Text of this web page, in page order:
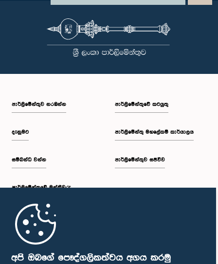
අපි ඔබගේ පෞද්ගලිකත්වය අගය කරමු
පාර්ලි‌මේන්තුව නරඹන්න
දැනුමට
සම්බන්ධ වන්න
පාර්ලි‌මේන්තුවේ මන්ත්‍රීවරු
මුල් පිටුව
පාර්ලිමේන්තුවේ කටයුතු
පාර්ලිමේන්තු මහලේකම් කාර්යාලය
පාර්ලිමේන්තුව සජීවීව
පාර්ලිමේන්තු ජංගම යෙදුම